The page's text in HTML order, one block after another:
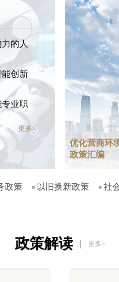
的人
创新
业职
更多>
优化营商环
政策汇编
策汇编
北京市商务局
进一步优化
政策 以旧换新政策 社
政策解读 更多>